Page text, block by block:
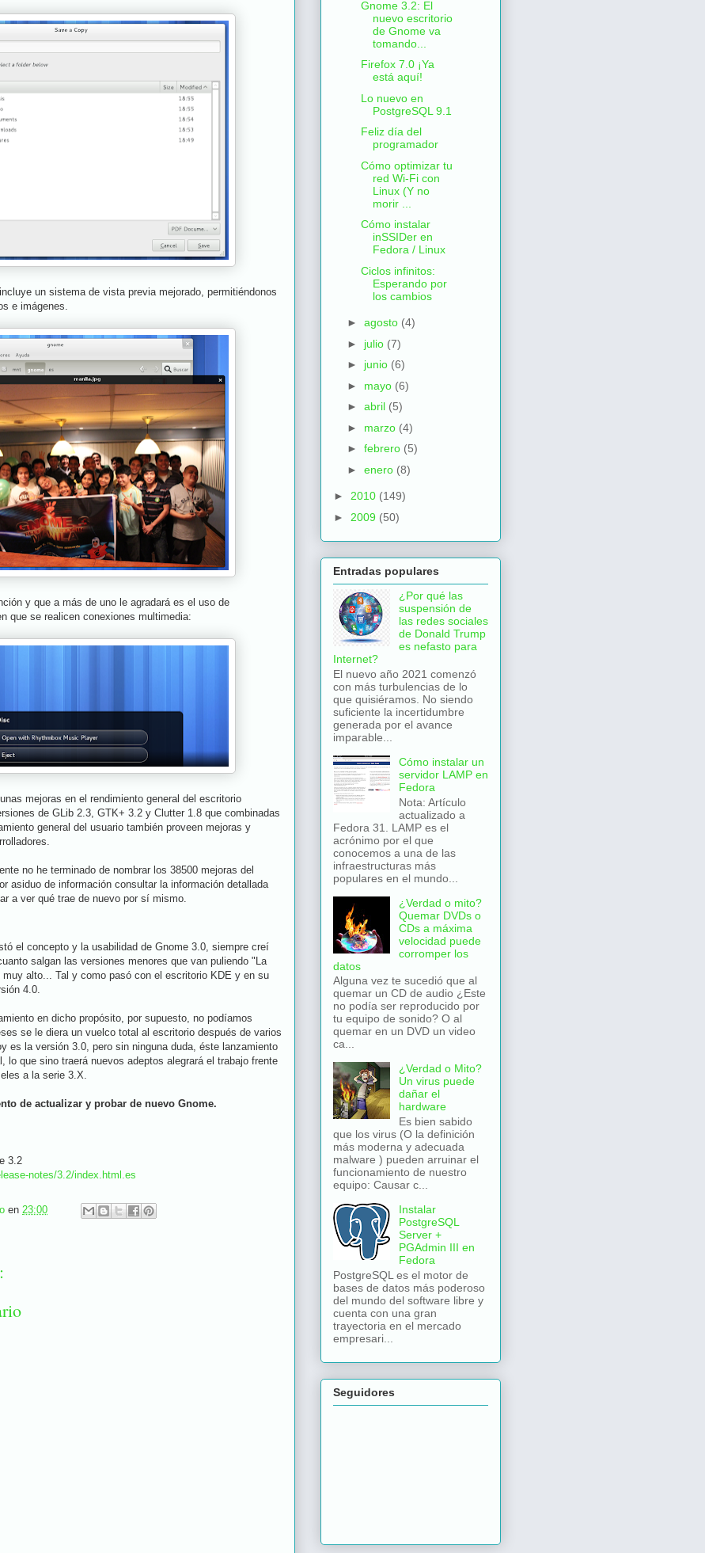
un sistema de vista previa mejorado, permitiéndonos
e imágenes.
y que a más de uno le agradará es el uso de
que se realicen conexiones multimedia:
mejoras en el rendimiento general del escritorio
de GLib 2.3, GTK+ 3.2 y Clutter 1.8 que combinadas
general del usuario también proveen mejoras y
no he terminado de nombrar los 38500 mejoras del
asiduo de información consultar la información detallada
a ver qué trae de nuevo por sí mismo.
el concepto y la usabilidad de Gnome 3.0, siempre creí
salgan las versiones menores que van puliendo "La
alto... Tal y como pasó con el escritorio KDE y en su
4.0.
en dicho propósito, por supuesto, no podíamos
se le diera un vuelco total al escritorio después de varios
es la versión 3.0, pero sin ninguna duda, éste lanzamiento
lo que sino traerá nuevos adeptos alegrará el trabajo frente
a la serie 3.X.
de actualizar y probar de nuevo Gnome.
3.2
notes/3.2/index.html.es
en 23:00
Gnome 3.2: El
nuevo escritorio
de Gnome va
tomando...
Firefox 7.0 ¡Ya
está aquí!
Lo nuevo en
PostgreSQL 9.1
Feliz día del
programador
Cómo optimizar tu
red Wi-Fi con
Linux (Y no
morir ...
Cómo instalar
inSSIDer en
Fedora / Linux
Ciclos infinitos:
Esperando por
los cambios
► agosto (4)
► julio (7)
► junio (6)
► mayo (6)
► abril (5)
► marzo (4)
► febrero (5)
► enero (8)
► 2010 (149)
► 2009 (50)
Entradas populares
¿Por qué las
suspensión de
las redes sociales
de Donald Trump
es nefasto para
Internet?
El nuevo año 2021 comenzó
con más turbulencias de lo
que quisiéramos. No siendo
suficiente la incertidumbre
generada por el avance
imparable...
Cómo instalar un
servidor LAMP en
Fedora
Nota: Artículo
actualizado a
Fedora 31. LAMP es el
acrónimo por el que
conocemos a una de las
infraestructuras más
populares en el mundo...
¿Verdad o mito?
Quemar DVDs o
CDs a máxima
velocidad puede
corromper los
datos
Alguna vez te sucedió que al
quemar un CD de audio ¿Este
no podía ser reproducido por
tu equipo de sonido? O al
quemar en un DVD un video
ca...
¿Verdad o Mito?
Un virus puede
dañar el
hardware
Es bien sabido
que los virus (O la definición
más moderna y adecuada
malware ) pueden arruinar el
funcionamiento de nuestro
equipo: Causar c...
Instalar
PostgreSQL
Server +
PGAdmin III en
Fedora
PostgreSQL es el motor de
bases de datos más poderoso
del mundo del software libre y
cuenta con una gran
trayectoria en el mercado
empresari...
Seguidores